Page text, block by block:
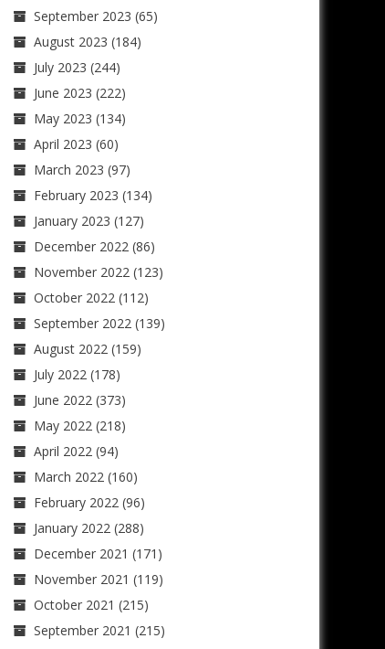
September 2023 (65)
August 2023 (184)
July 2023 (244)
June 2023 (222)
May 2023 (134)
April 2023 (60)
March 2023 (97)
February 2023 (134)
January 2023 (127)
December 2022(86)
November 2022(123)
October 2022(112)
September 2022(139)
August 2022(159)
July 2022(178)
June 2022(373)
May 2022(218)
April 2022(94)
March 2022(160)
February 2022(96)
January 2022(288)
December 2021 (171)
November 2021 (119)
October 2021 (215)
September 2021 (215)